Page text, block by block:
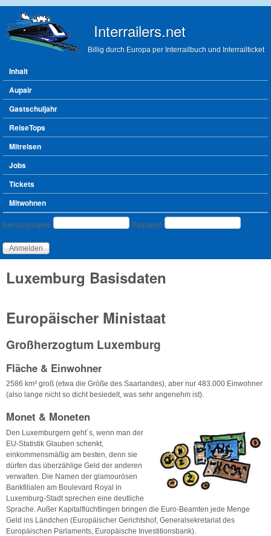
Interrailers.net
Billig durch Europa per Interrailbuch und Interrailticket
Hauptmenü
Inhalt
Aupair
Gastschuljahr
ReiseTops
Mitreisen
Jobs
Tickets
Mitwohnen
Benutzeranmeldung
Benutzername Passwort
Luxemburg Basisdaten
Europäischer Ministaat
Großherzogtum Luxemburg
Fläche & Einwohner
2586 km² groß (etwa die Größe des Saarlandes), aber nur 483.000 Einwohner
(also lange nicht so dicht besiedelt, was sehr angenehm ist).
Monet & Moneten
Den Luxemburgern geht´s, wenn man der
EU-Statistik Glauben schenkt,
einkommensmäßig am besten, denn sie
dürfen das überzählige Geld der anderen
verwalten. Die Namen der glamourösen
Bankfilialen am Boulevard Royal in
Luxemburg-Stadt sprechen eine deutliche
Sprache. Außer Kapitalflüchtlingen bringen die Euro-Beamten jede Menge
Geld ins Ländchen (Europäischer Gerichtshof, Generalsekretariat des
Europäischen Parlaments, Europäische Investitionsbank).